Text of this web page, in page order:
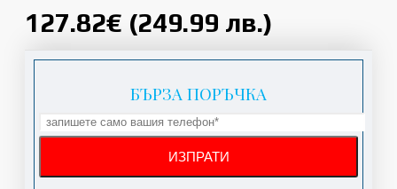
127.82€ (249.99 лв.)
БЪРЗА ПОРЪЧКА